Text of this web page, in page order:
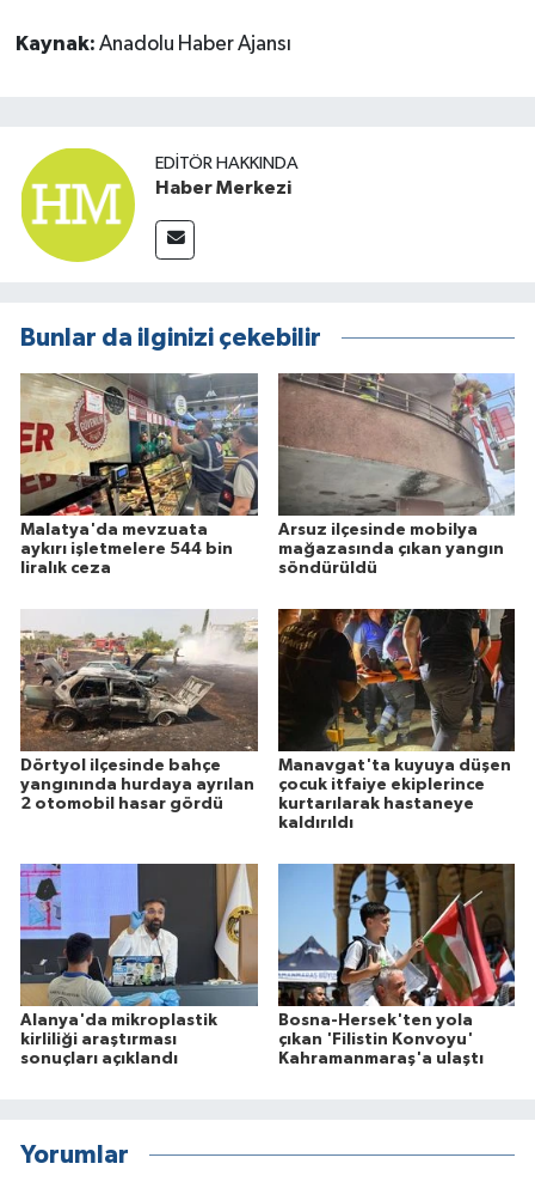
Kaynak: Anadolu Haber Ajansı
EDITÖR HAKKINDA
Haber Merkezi
Bunlar da ilginizi çekebilir
Malatya'da mevzuata
aykırı işletmelere 544 bin
liralık ceza
Arsuz ilçesinde mobilya
mağazasında çıkan yangın
söndürüldü
Dörtyol ilçesinde bahçe
yangınında hurdaya ayrılan
2 otomobil hasar gördü
Manavgat'ta kuyuya düşen
çocuk itfaiye ekiplerince
kurtarılarak hastaneye
kaldırıldı
Alanya'da mikroplastik
kirliliği araştırması
sonuçları açıklandı
Bosna-Hersek'ten yola
çıkan 'Filistin Konvoyu'
Kahramanmaraş'a ulaştı
Yorumlar